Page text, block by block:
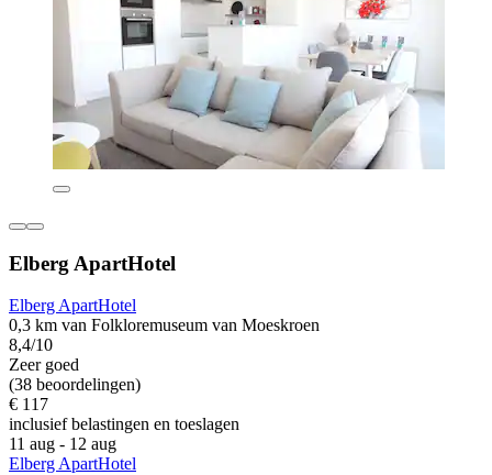
Elberg ApartHotel
Elberg ApartHotel
0,3 km van Folkloremuseum van Moeskroen
8,4/10
Zeer goed
(38 beoordelingen)
€ 117
inclusief belastingen en toeslagen
11 aug - 12 aug
Elberg ApartHotel